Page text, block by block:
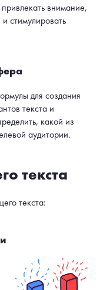
внимание,
стимулировать
для создания
текста и
какой из
аудитории.
текста
текста: